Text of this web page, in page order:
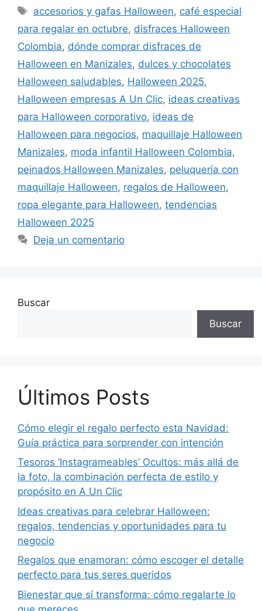
Etiquetas
accesorios y gafas Halloween, café especial
para regalar en octubre, disfraces Halloween
Colombia, dónde comprar disfraces de
Halloween en Manizales, dulces y chocolates
Halloween saludables, Halloween 2025,
Halloween empresas A Un Clic, ideas creativas
para Halloween corporativo, ideas de
Halloween para negocios, maquillaje Halloween
Manizales, moda infantil Halloween Colombia,
peinados Halloween Manizales, peluquería con
maquillaje Halloween, regalos de Halloween,
ropa elegante para Halloween, tendencias
Halloween 2025
Deja un comentario
Buscar
Buscar
Últimos Posts
Cómo elegir el regalo perfecto esta Navidad:
Guía práctica para sorprender con intención
Tesoros ‘Instagrameables’ Ocultos: más allá de
la foto, la combinación perfecta de estilo y
propósito en A Un Clic
Ideas creativas para celebrar Halloween:
regalos, tendencias y oportunidades para tu
negocio
Regalos que enamoran: cómo escoger el detalle
perfecto para tus seres queridos
Bienestar que sí transforma: cómo regalarte lo